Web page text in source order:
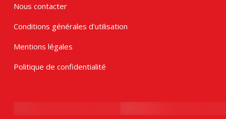
Nous contacter
Conditions générales d'utilisation
Mentions légales
Politique de confidentialité